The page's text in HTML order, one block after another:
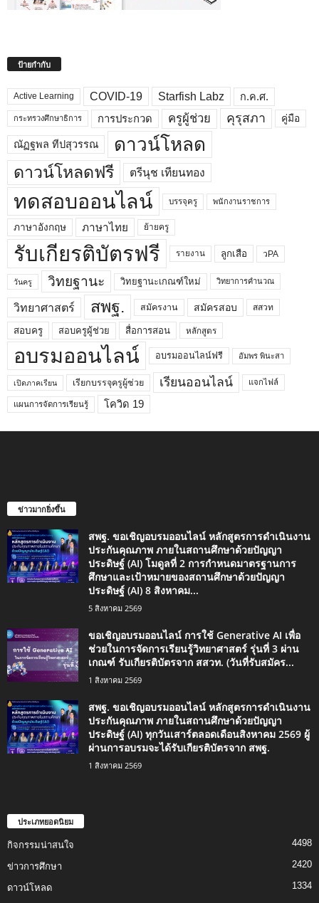
ป้ายกำกับ
Active Learning COVID-19 Starfish Labz ก.ค.ศ.
กระทรวงศึกษาธิการ การประกวด ครูผู้ช่วย คุรุสภา คู่มือ
ณัฏฐพล ทีปสุวรรณ ดาวน์โหลด
ดาวน์โหลดฟรี ตรีนุช เทียนทอง
ทดสอบออนไลน์ บรรจุครู พนักงานราชการ
ภาษาอังกฤษ ภาษาไทย ย้ายครู
รับเกียรติบัตรฟรี รายงาน ลูกเสือ วPA
วันครู วิทยฐานะ วิทยฐานะเกณฑ์ใหม่ วิทยาการคำนวณ
วิทยาศาสตร์ สพฐ. สมัครงาน สมัครสอบ สสวท
สอบครู สอบครูผู้ช่วย สื่อการสอน หลักสูตร
อบรมออนไลน์ อบรมออนไลน์ฟรี อัมพร พินะสา
เปิดภาคเรียน เรียกบรรจุครูผู้ช่วย เรียนออนไลน์ แจกไฟล์
แผนการจัดการเรียนรู้ โควิด 19
ข่าวมากยิ่งขึ้น
สพฐ. ขอเชิญอบรมออนไลน์ หลักสูตรการดำเนินงาน
ประกันคุณภาพ ภายในสถานศึกษาด้วยปัญญา
ประดิษฐ์ (AI) โมดูลที่ 2 การกำหนดมาตรฐานการ
ศึกษาและเป้าหมายของสถานศึกษาด้วยปัญญา
ประดิษฐ์ (AI) 8 สิงหาคม...
5 สิงหาคม 2569
ขอเชิญอบรมออนไลน์ การใช้ Generative AI เพื่อ
ช่วยในการจัดการเรียนรู้วิทยาศาสตร์ รุ่นที่ 3 ผ่าน
เกณฑ์ รับเกียรติบัตรจาก สสวท. (วันที่รับสมัคร...
1 สิงหาคม 2569
สพฐ. ขอเชิญอบรมออนไลน์ หลักสูตรการดำเนินงาน
ประกันคุณภาพ ภายในสถานศึกษาด้วยปัญญา
ประดิษฐ์ (AI) ทุกวันเสาร์ตลอดเดือนสิงหาคม 2569 ผู้
ผ่านการอบรมจะได้รับเกียรติบัตรจาก สพฐ.
1 สิงหาคม 2569
ประเภทยอดนิยม
กิจกรรมน่าสนใจ 4498
ข่าวการศึกษา 2420
ดาวน์โหลด
1334